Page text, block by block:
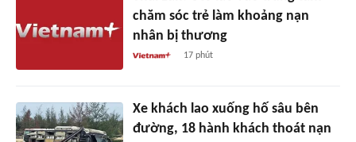
chăm sóc trẻ làm khoảng nạn
nhân bị thương
17 phút
Xe khách lao xuống hố sâu bên
đường, 18 hành khách thoát nạn